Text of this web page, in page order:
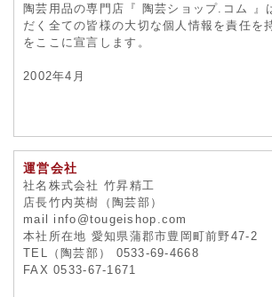
陶芸用品の専門店『 陶芸ショップ.コム 』
だく全ての皆様の大切な個人情報を責任を
をここに宣言します。
2002年4月
運営会社
社名株式会社 竹昇精工
店長竹内英樹（陶芸部）
mail info@tougeishop.com
本社所在地 愛知県蒲郡市豊岡町前野47-2
TEL（陶芸部） 0533-69-4668
FAX 0533-67-1671